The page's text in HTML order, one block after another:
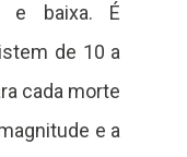
e baixa. É
de 10 a
cada morte
e a